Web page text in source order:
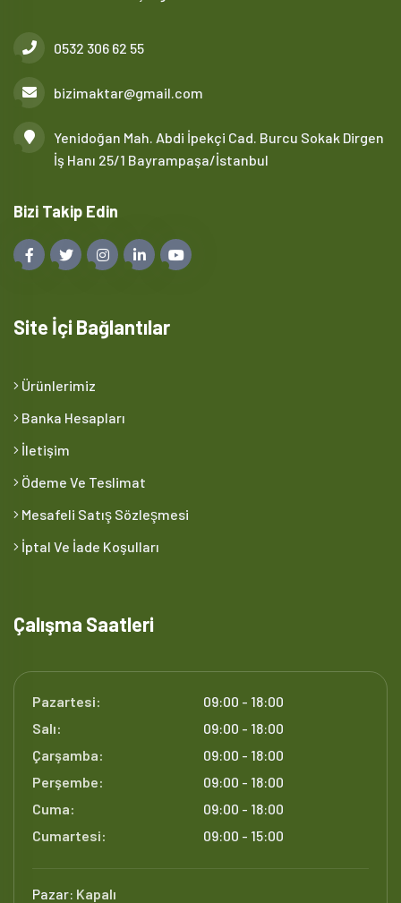
0532 306 62 55
bizimaktar@gmail.com
Yenidoğan Mah. Abdi İpekçi Cad. Burcu Sokak Dirgen
İş Hanı 25/1 Bayrampaşa/İstanbul
Bizi Takip Edin
Site İçi Bağlantılar
Ürünlerimiz
Banka Hesapları
İletişim
Ödeme Ve Teslimat
Mesafeli Satış Sözleşmesi
İptal Ve İade Koşulları
Çalışma Saatleri
Pazartesi:
09:00 - 18:00
Salı:
09:00 - 18:00
Çarşamba:
09:00 - 18:00
Perşembe:
09:00 - 18:00
Cuma:
09:00 - 18:00
Cumartesi:
09:00 - 15:00
Pazar: Kapalı